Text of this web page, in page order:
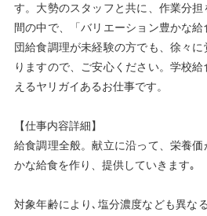
す。大勢のスタッフと共に、作業分
間の中で、「バリエーション豊かな
団給食調理が未経験の方でも、徐々
りますので、ご安心ください。学校
えるヤリガイあるお仕事です。
【仕事内容詳細】
給食調理全般。献立に沿って、栄養
かな給食を作り、提供していきます｡
対象年齢により､塩分濃度なども異な